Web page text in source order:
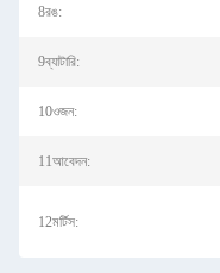
8রঙ:
9ব্যাটারি:
10ওজন:
11আবেদন:
12মর্টিস: